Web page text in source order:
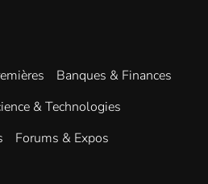
Banques & Finances
& Technologies
Forums & Expos